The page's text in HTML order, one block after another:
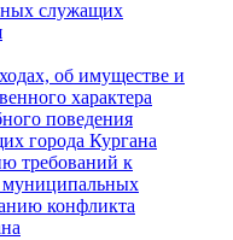
служащих
об имуществе и
характера
поведения
города Кургана
требований к
конфликта